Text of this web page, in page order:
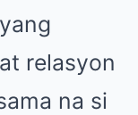
relasyon
na si